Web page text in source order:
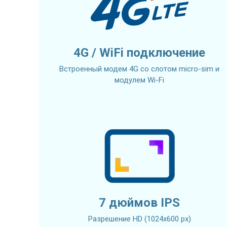
4G / WiFi подключение
Встроенный модем 4G со слотом micro-sim и
модулем Wi-Fi
7 дюймов IPS
Разрешение HD (1024х600 px)